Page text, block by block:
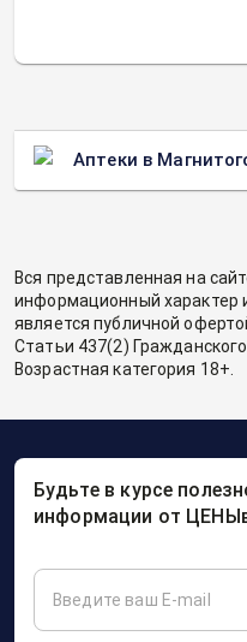
Аптеки в
Вся представленная на
информационный характер
является публичной
Статьи 437(2)
Возрастная категория 18+.
Будьте в курсе
информации от